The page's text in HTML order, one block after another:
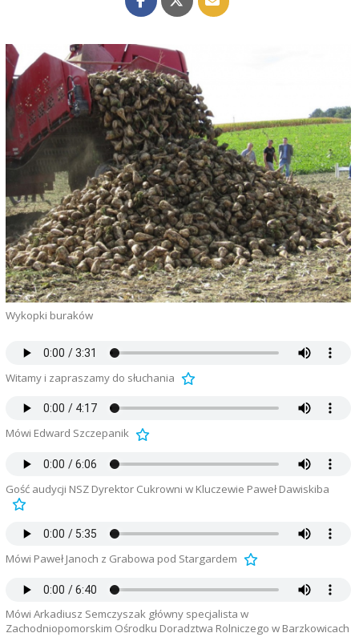
Wykopki buraków
Witamy i zapraszamy do słuchania
Mówi Edward Szczepanik
Gość audycji NSZ Dyrektor Cukrowni w Kluczewie Paweł Dawiskiba
Mówi Paweł Janoch z Grabowa pod Stargardem
Mówi Arkadiusz Semczyszak główny specjalista w
Zachodniopomorskim Ośrodku Doradztwa Rolniczego w Barzkowicach